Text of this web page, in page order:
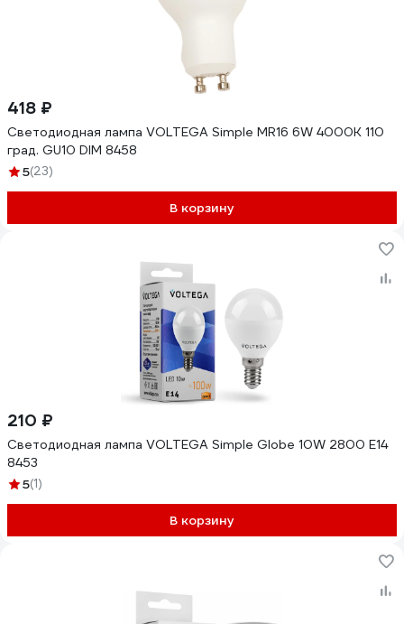
418 ₽
Светодиодная лампа VOLTEGA Simple MR16 6W 4000K 110
град. GU10 DIM 8458
5(23)
В корзину
210 ₽
Светодиодная лампа VOLTEGA Simple Globe 10W 2800 E14
8453
5(1)
В корзину